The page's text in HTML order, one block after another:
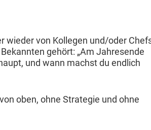
wieder von Kol­le­gen und/oder
gehört: „Am Jahre­sende
und wann machst du endlich
oben, ohne Strate­gie und ohne